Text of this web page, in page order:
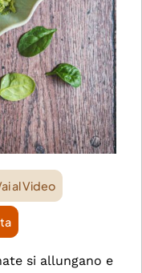
al Video
si allungano e